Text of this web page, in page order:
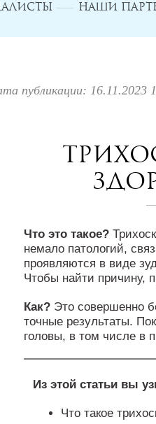
НАШИ
публикации: 16.11.2023
Что это такое?
немало патологий,
проявляются в виде
Чтобы найти причину,
Как? Это совершенно
точные результаты.
головы, в том числе в
Из этой статьи вы
Что такое